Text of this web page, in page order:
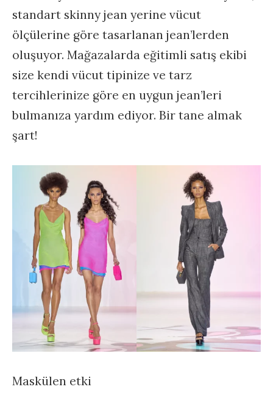
standart skinny jean yerine vücut
ölçülerine göre tasarlanan jean’lerden
oluşuyor. Mağazalarda eğitimli satış ekibi
size kendi vücut tipinize ve tarz
tercihlerinize göre en uygun jean’leri
bulmanıza yardım ediyor. Bir tane almak
şart!
Maskülen etki